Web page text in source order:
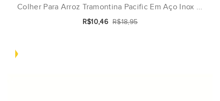
Colher Para Arroz Tramontina Pacific Em Aço Inox ...
R$10,46 R$18,95